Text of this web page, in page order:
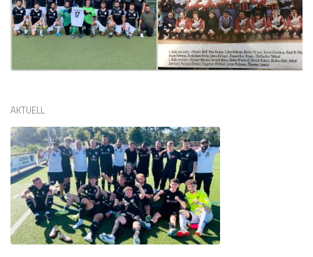
AKTUELL